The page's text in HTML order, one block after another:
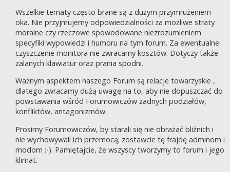
Wszelkie tematy często brane są z dużym przymrużeniem
oka. Nie przyjmujemy odpowiedzialności za możliwe straty
moralne czy rzeczowe spowodowane niezrozumieniem
specyfiki wypowiedzi i humoru na tym forum. Za ewentualne
czyszczenie monitora nie zwracamy kosztów. Dotyczy także
zalanych klawiatur oraz prania spodni.
Ważnym aspektem naszego Forum są relacje towarzyskie ,
dlatego zwracamy dużą uwagę na to, aby nie dopuszczać do
powstawania wśród Forumowiczów żadnych podziałów,
konfliktów, antagonizmów.
Prosimy Forumowiczów, by starali się nie obrażać bliźnich i
nie wychowywali ich przemocą; zostawcie tę frajdę adminom i
modom ;-). Pamiętajcie, że wszyscy tworzymy to forum i jego
klimat.